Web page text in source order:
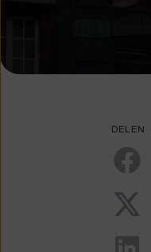
DELEN